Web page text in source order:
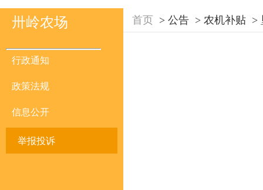
卅岭农场
行政通知
政策法规
信息公开
举报投诉
首页 > 公告 > 农机补贴 >